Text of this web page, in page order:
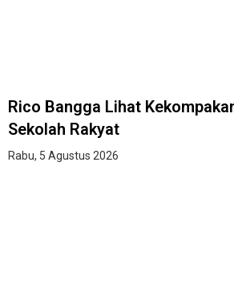
Rico Bangga Lihat
Sekolah Rakyat
Rabu, 5 Agustus 2026